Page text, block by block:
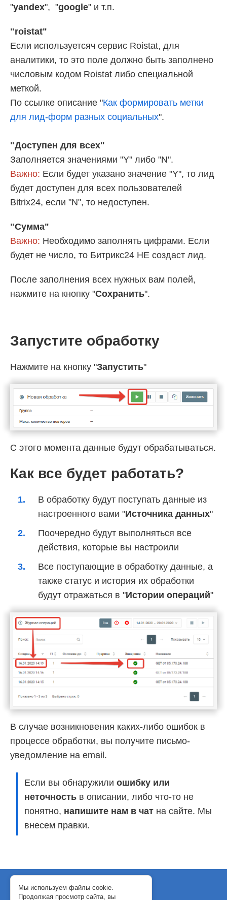
"yandex", "google" и т.п.
"roistat"
Если используетсяч сервис Roistat, для
аналитики, то это поле должно быть заполнено
числовым кодом Roistat либо специальной
меткой.
По ссылке описание "Как формировать метки
для лид-форм разных социальных".
"Доступен для всех"
Заполняется значениями "Y" либо "N".
Важно: Если будет указано значение "Y", то лид
будет доступен для всех пользователей
Bitrix24, если "N", то недоступен.
"Сумма"
Важно: Необходимо заполнять цифрами. Если
будет не число, то Битрикс24 НЕ создаст лид.
После заполнения всех нужных вам полей,
нажмите на кнопку "Сохранить".
Запустите обработку
Нажмите на кнопку "Запустить"
С этого момента данные будут обрабатываться.
Как все будет работать?
В обработку будут поступать данные из
настроенного вами "Источника данных"
Поочередно будут выполняться все
действия, которые вы настроили
Все поступающие в обработку данные, а
также статус и история их обработки
будут отражаться в "Истории операций"
В случае возникновения каких-либо ошибок в
процессе обработки, вы получите письмо-
уведомление на email.
Если вы обнаружили ошибку или
неточность в описании, либо что-то не
понятно, напишите нам в чат на сайте. Мы
внесем правки.
© 2018-2024 WebJack
Политика конфиденциальности
Мы используем файлы cookie.
Продолжая просмотр сайта, вы